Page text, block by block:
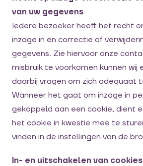
van uw gegevens
Iedere bezoeker heeft het recht
inzage in en correctie of
gegevens. Zie hiervoor onze
misbruik te voorkomen kunnen wij
daarbij vragen om zich adequaat
Wanneer het gaat om inzage in
gekoppeld aan een cookie, dient
het cookie in kwestie mee te
vinden in de instellingen van de
In- en uitschakelen van